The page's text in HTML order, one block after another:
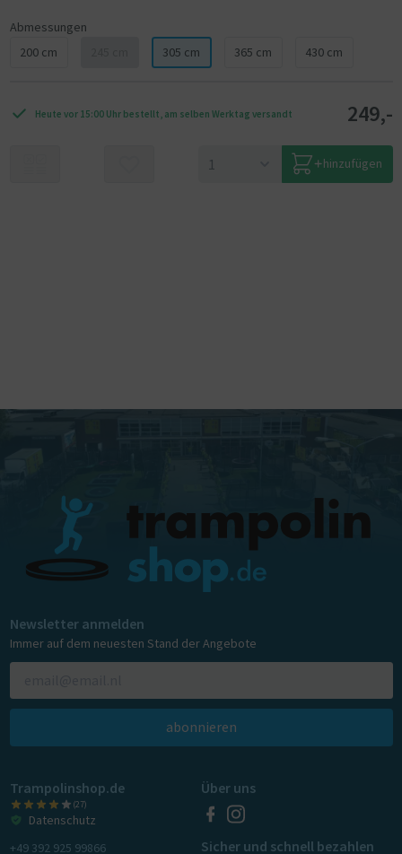
Abmessungen
200 cm
305 cm 365 cm 430 cm
Heute vor 15:00 Uhr bestellt, am selben Werktag versandt 249,-
hinzufügen
Newsletter anmelden
Immer auf dem neuesten Stand der Angebote
abonnieren
Trampolinshop.de
(27)
Datenschutz
+49 392 925 99866
Über uns
Sicher und schnell bezahlen